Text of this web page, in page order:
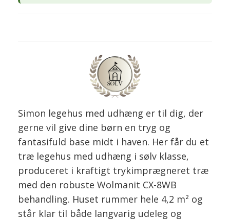
Simon legehus med udhæng er til dig, der
gerne vil give dine børn en tryg og
fantasifuld base midt i haven. Her får du et
træ legehus med udhæng i sølv klasse,
produceret i kraftigt trykimprægneret træ
med den robuste Wolmanit CX-8WB
behandling. Huset rummer hele 4,2 m² og
står klar til både langvarig udeleg og